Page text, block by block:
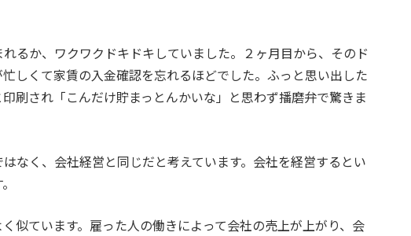
るか、ワクワクドキドキしていました。２ヶ月目から、そのド
しくて家賃の入金確認を忘れるほどでした。ふっと思い出した
刷され「こんだけ貯まっとんかいな」と思わず播磨弁で驚きま
なく、会社経営と同じだと考えています。会社を経営するとい
似ています。雇った人の働きによって会社の売上が上がり、会